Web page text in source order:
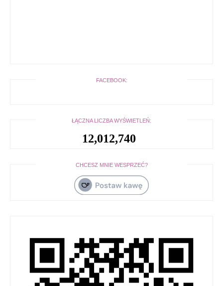
FACEBOOK:
ŁĄCZNA LICZBA WYŚWIETLEŃ:
12,012,740
CHCESZ MNIE WESPRZEĆ?